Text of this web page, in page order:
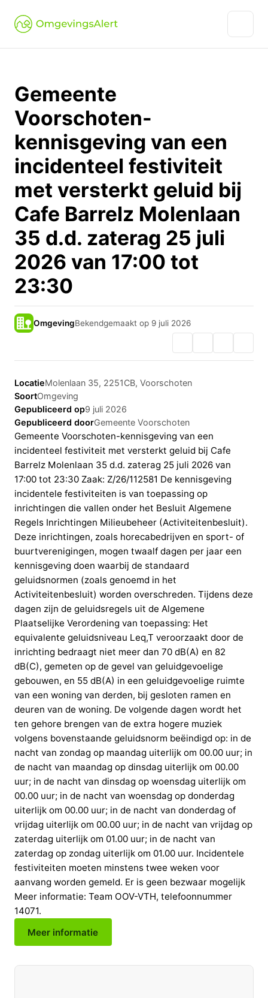
Gemeente
Voorschoten-
kennisgeving van een
incidenteel festiviteit
met versterkt geluid bij
Cafe Barrelz Molenlaan
35 d.d. zaterag 25 juli
2026 van 17:00 tot
23:30
OmgevingBekendgemaakt op 9 juli 2026
LocatieMolenlaan 35, 2251CB, Voorschoten
SoortOmgeving
Gepubliceerd op9 juli 2026
Gepubliceerd doorGemeente Voorschoten
Gemeente Voorschoten-kennisgeving van een
incidenteel festiviteit met versterkt geluid bij Cafe
Barrelz Molenlaan 35 d.d. zaterag 25 juli 2026 van
17:00 tot 23:30 Zaak: Z/26/112581 De kennisgeving
incidentele festiviteiten is van toepassing op
inrichtingen die vallen onder het Besluit Algemene
Regels Inrichtingen Milieubeheer (Activiteitenbesluit).
Deze inrichtingen, zoals horecabedrijven en sport- of
buurtverenigingen, mogen twaalf dagen per jaar een
kennisgeving doen waarbij de standaard
geluidsnormen (zoals genoemd in het
Activiteitenbesluit) worden overschreden. Tijdens deze
dagen zijn de geluidsregels uit de Algemene
Plaatselijke Verordening van toepassing: Het
equivalente geluidsniveau Leq,T veroorzaakt door de
inrichting bedraagt niet meer dan 70 dB(A) en 82
dB(C), gemeten op de gevel van geluidgevoelige
gebouwen, en 55 dB(A) in een geluidgevoelige ruimte
van een woning van derden, bij gesloten ramen en
deuren van de woning. De volgende dagen wordt het
ten gehore brengen van de extra hogere muziek
volgens bovenstaande geluidsnorm beëindigd op: in de
nacht van zondag op maandag uiterlijk om 00.00 uur; in
de nacht van maandag op dinsdag uiterlijk om 00.00
uur; in de nacht van dinsdag op woensdag uiterlijk om
00.00 uur; in de nacht van woensdag op donderdag
uiterlijk om 00.00 uur; in de nacht van donderdag of
vrijdag uiterlijk om 00.00 uur; in de nacht van vrijdag op
zaterdag uiterlijk om 01.00 uur; in de nacht van
zaterdag op zondag uiterlijk om 01.00 uur. Incidentele
festiviteiten moeten minstens twee weken voor
aanvang worden gemeld. Er is geen bezwaar mogelijk
Meer informatie: Team OOV-VTH, telefoonnummer
14071.
Meer informatie